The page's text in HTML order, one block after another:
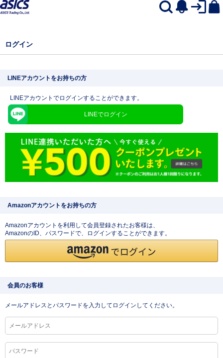
ログイン
LINEアカウントをお持ちの方
LINEアカウントでログインすることができます。
LINEでログイン
Amazonアカウントをお持ちの方
Amazonアカウントを利用して会員登録されたお客様は、
AmazonのID、パスワードで、ログインすることができます。
会員のお客様
メールアドレスとパスワードを入力してログインしてください。